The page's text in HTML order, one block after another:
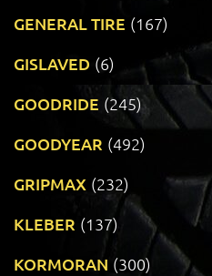
GENERAL TIRE (167)
GISLAVED (6)
GOODRIDE (245)
GOODYEAR (492)
GRIPMAX (232)
KLEBER (137)
KORMORAN (300)